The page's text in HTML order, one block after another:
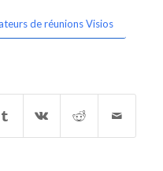
de réunions Visios